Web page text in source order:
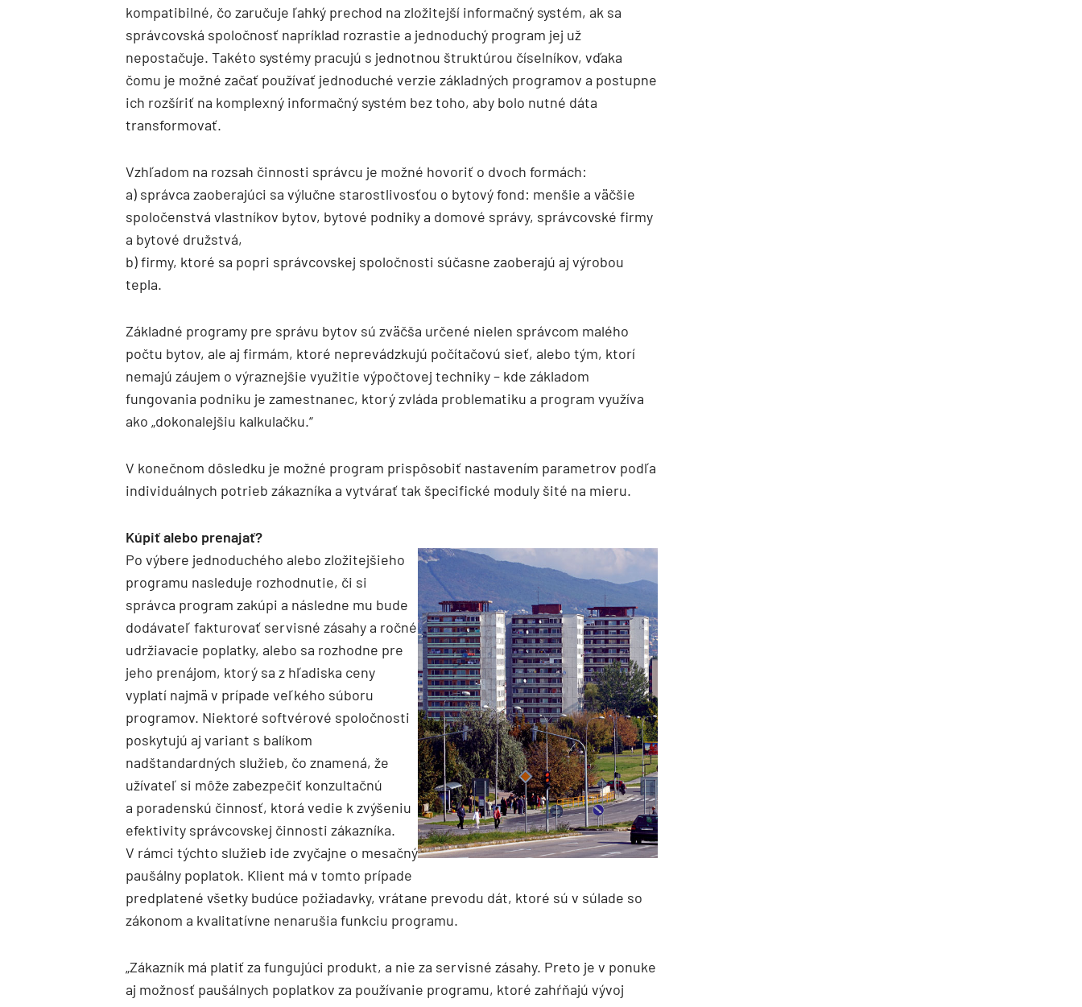
kompatibilné, čo zaručuje ľahký prechod na zložitejší informačný systém, ak sa
správcovská spoločnosť napríklad rozrastie a jednoduchý program jej už
nepostačuje. Takéto systémy pracujú s jednotnou štruktúrou číselníkov, vďaka
čomu je možné začať používať jednoduché verzie základných programov a postupne
ich rozšíriť na komplexný informačný systém bez toho, aby bolo nutné dáta
transformovať.
Vzhľadom na rozsah činnosti správcu je možné hovoriť o dvoch formách:
a) správca zaoberajúci sa výlučne starostlivosťou o bytový fond: menšie a väčšie
spoločenstvá vlastníkov bytov, bytové podniky a domové správy, správcovské firmy
a bytové družstvá,
b) firmy, ktoré sa popri správcovskej spoločnosti súčasne zaoberajú aj výrobou
tepla.
Základné programy pre správu bytov sú zväčša určené nielen správcom malého
počtu bytov, ale aj firmám, ktoré neprevádzkujú počítačovú sieť, alebo tým, ktorí
nemajú záujem o výraznejšie využitie výpočtovej techniky – kde základom
fungovania podniku je zamestnanec, ktorý zvláda problematiku a program využíva
ako „dokonalejšiu kalkulačku.“
V konečnom dôsledku je možné program prispôsobiť nastavením parametrov podľa
individuálnych potrieb zákazníka a vytvárať tak špecifické moduly šité na mieru.
Kúpiť alebo prenajať?
Po výbere jednoduchého alebo zložitejšieho
programu nasleduje rozhodnutie, či si
správca program zakúpi a následne mu bude
dodávateľ fakturovať servisné zásahy a ročné
udržiavacie poplatky, alebo sa rozhodne pre
jeho prenájom, ktorý sa z hľadiska ceny
vyplatí najmä v prípade veľkého súboru
programov. Niektoré softvérové spoločnosti
poskytujú aj variant s balíkom
nadštandardných služieb, čo znamená, že
užívateľ si môže zabezpečiť konzultačnú
a poradenskú činnosť, ktorá vedie k zvýšeniu
efektivity správcovskej činnosti zákazníka.
V rámci týchto služieb ide zvyčajne o mesačný
paušálny poplatok. Klient má v tomto prípade
predplatené všetky budúce požiadavky, vrátane prevodu dát, ktoré sú v súlade so
zákonom a kvalitatívne nenarušia funkciu programu.
„Zákazník má platiť za fungujúci produkt, a nie za servisné zásahy. Preto je v ponuke
aj možnosť paušálnych poplatkov za používanie programu, ktoré zahŕňajú vývoj